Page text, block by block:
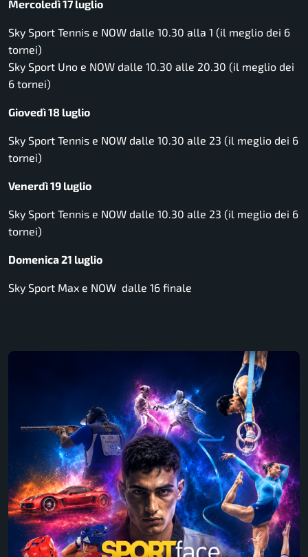
Mercoledì 17 luglio
Sky Sport Tennis e NOW dalle 10.30 alla 1 (il meglio dei 6
tornei)
Sky Sport Uno e NOW dalle 10.30 alle 20.30 (il meglio dei
6 tornei)
Giovedì 18 luglio
Sky Sport Tennis e NOW dalle 10.30 alle 23 (il meglio dei 6
tornei)
Venerdì 19 luglio
Sky Sport Tennis e NOW dalle 10.30 alle 23 (il meglio dei 6
tornei)
Domenica 21 luglio
Sky Sport Max e NOW dalle 16 finale